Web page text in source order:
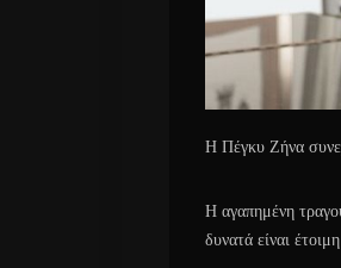
Η Πέγκυ Ζήνα
Η αγαπημένη
δυνατά είναι